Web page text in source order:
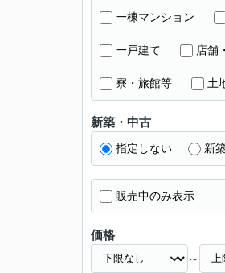
一棟マンション
一戸建て 店舗
寮・旅館等 土
新築・中古
指定しない 新
販売中のみ表示
価格
～